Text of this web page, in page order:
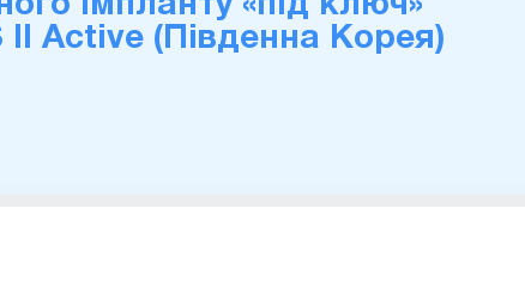
II Active (Південна Корея)